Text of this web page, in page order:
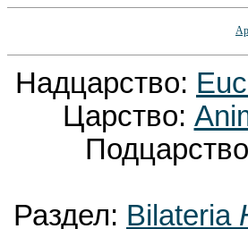
Надцарство:
Царство:
Раздел: Bilateria